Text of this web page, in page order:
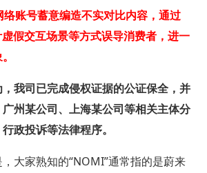
账号蓄意编造不实对比内容，通过
假交互场景等方式误导消费者，进一
我司已完成侵权证据的公证保全，并
州某公司、上海某公司等相关主体分
政投诉等法律程序。
大家熟知的“NOMI”通常指的是蔚来